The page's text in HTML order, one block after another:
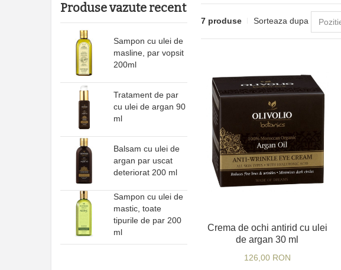
7 produse Sorteaza dupa
Crema de ochi antirid cu ulei
de argan 30 ml
126,00 RON
Produse vazute recent
Sampon cu ulei de
masline, par vopsit
200ml
Tratament de par
cu ulei de argan 90
ml
Balsam cu ulei de
argan par uscat
deteriorat 200 ml
Sampon cu ulei de
mastic, toate
tipurile de par 200
ml